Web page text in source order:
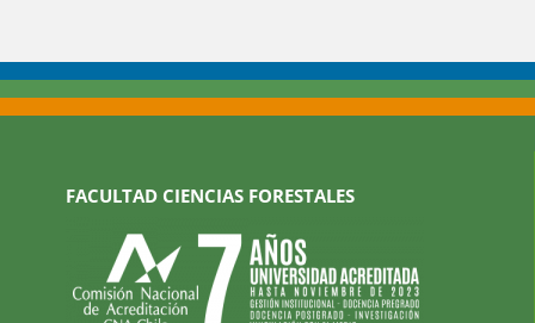
FACULTAD CIENCIAS FORESTALES